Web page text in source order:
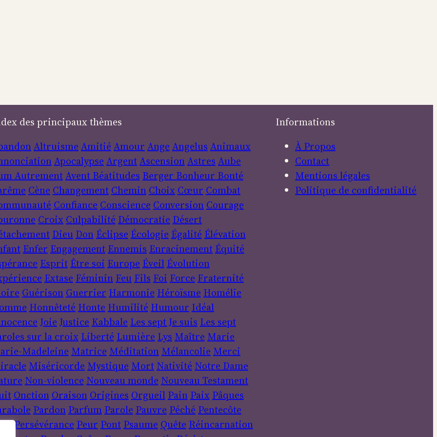
des principaux thèmes
Altruisme Amitié Amour Ange Angelus Animaux
Apocalypse ArgentAscensionAstres Aube
AutrementAvent Béatitudes Berger Bonheur Bonté
Cène Changement Chemin Choix Cœur Combat
Confiance Conscience Conversion Courage
Croix Culpabilité Démocratie Désert
Dieu Don Éclipse Écologie Égalité Élévation
Enfer Engagement Ennemis Enracinement Équité
Esprit Être soi Europe Éveil Évolution
Extase Féminin Feu Fils Foi Force Fraternité
Guérison Guerrier Harmonie Héroïsme Homélie
Honnêteté Honte Humilité Humour Idéal
Joie Justice Kabbale Les sept Je suis Les sept
sur la croix Liberté Lumière Lys Maître Marie
Madeleine Matrice Méditation Mélancolie Merci
Miséricorde Mystique Mort Nativité Notre Dame
Non-violence Nouveau monde Nouveau Testament
Onction Oraison Origines Orgueil Pain Paix Pâques
Pardon Parfum Parole Pauvre Péché Pentecôte
Persévérance Peur Pont Psaume Quête Réincarnation
Informations
À Propos
Contact
Mentions légales
Politique de confidentialité